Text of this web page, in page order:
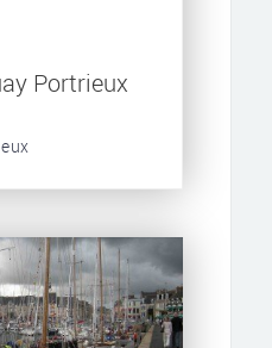
Portrieux